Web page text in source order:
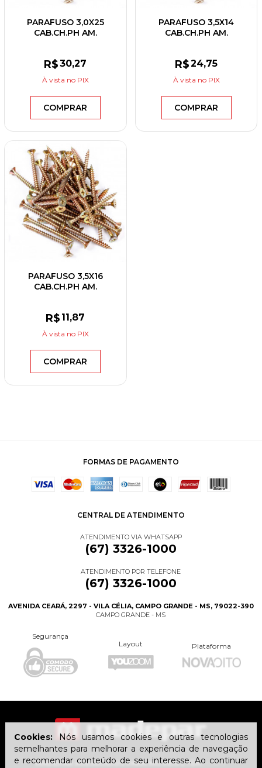
PARAFUSO 3,0X25
CAB.CH.PH AM.
R$30,27
À vista no PIX
COMPRAR
PARAFUSO 3,5X14
CAB.CH.PH AM.
R$24,75
À vista no PIX
COMPRAR
PARAFUSO 3,5X16
CAB.CH.PH AM.
R$ 11,87
À vista no PIX
COMPRAR
FORMAS DE PAGAMENTO
CENTRAL DE ATENDIMENTO
ATENDIMENTO VIA WHATSAPP
(67) 3326-1000
ATENDIMENTO POR TELEFONE
(67) 3326-1000
AVENIDA CEARÁ, 2297 - VILA CÉLIA, CAMPO GRANDE - MS, 79022-390
CAMPO GRANDE - MS
Segurança
Layout
Plataforma
MADEPAR ACESSÓRIOS PARA MÓVEIS LTDA| CNPJ:
Cookies:Nós usamos cookies e outras tecnologias
semelhantes para melhorar a experiência de navegação
e recomendar conteúdo de seu interesse. Ao continuar